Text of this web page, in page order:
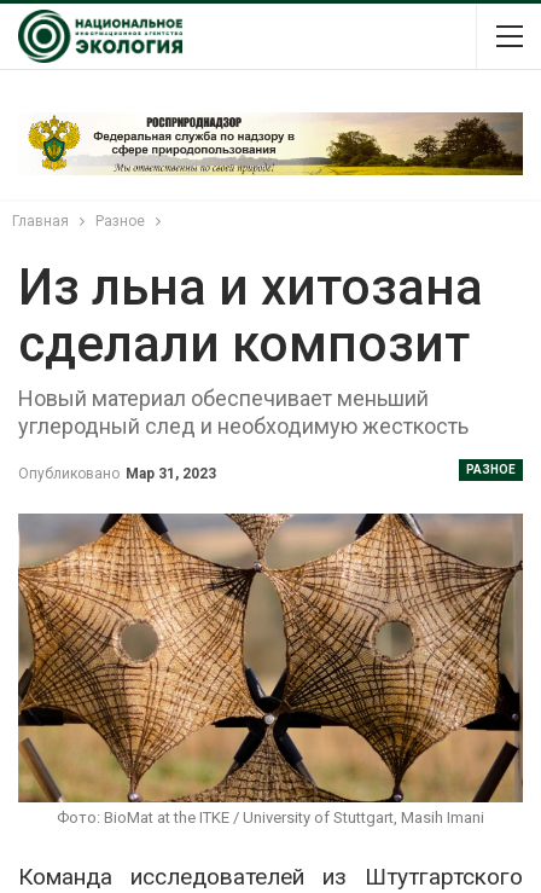
Главная Разное
Из льна и хитозана
сделали композит
Новый материал обеспечивает меньший
углеродный след и необходимую жесткость
РАЗНОЕ
Опубликовано Мар 31, 2023
Фото: BioMat at the ITKE / University of Stuttgart, Masih Imani
Команда исследователей из Штутгартского